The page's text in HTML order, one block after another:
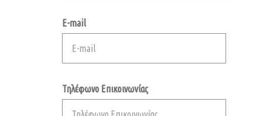
E-mail
Τηλέφωνο Επικοινωνίας